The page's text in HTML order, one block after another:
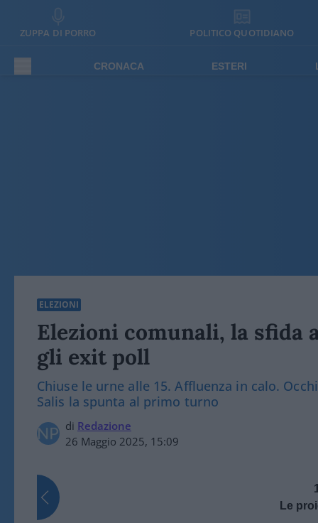
ZUPPA DI PORRO POLITICO QUOTIDIANO
CRONACA ESTERI
ELEZIONI
Elezioni comunali, la sfida
gli exit poll
Chiuse le urne alle 15. Affluenza in calo.
Salis la spunta al primo turno
di Redazione
26 Maggio 2025, 15:09
Le